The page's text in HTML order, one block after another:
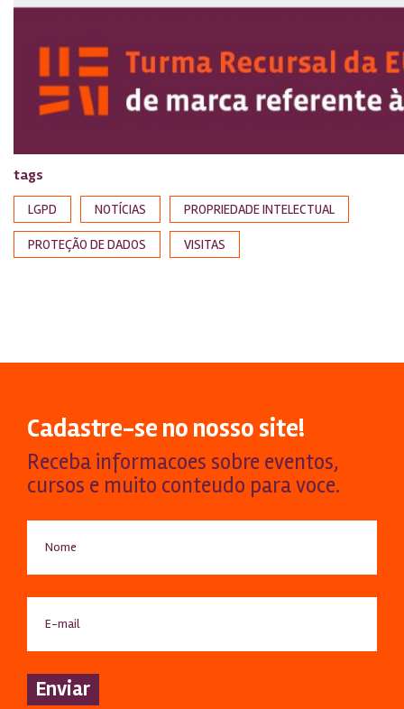
tags
LGPD NOTÍCIAS PROPRIEDADE INTELECTUAL
PROTEÇÃO DE DADOS VISITAS
Cadastre-se no nosso site!
Receba informacoes sobre eventos,
cursos e muito conteudo para voce.